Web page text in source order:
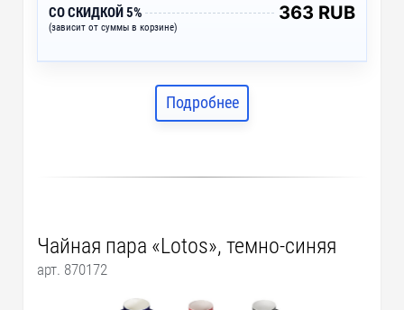
СО СКИДКОЙ 5%
(зависит от суммы в корзине)
363 RUB
Подробнее
Чайная пара «Lotos», темно-синяя
арт. 870172